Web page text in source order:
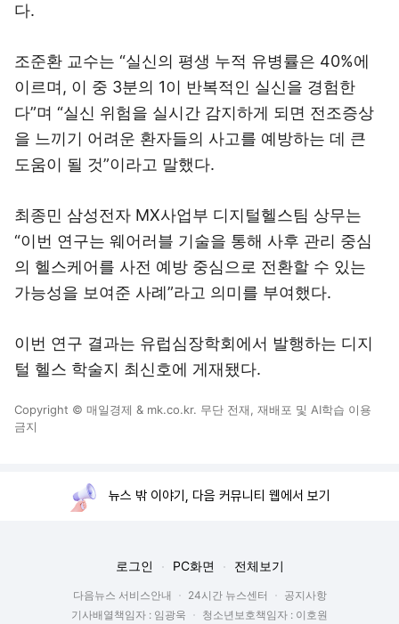
다.
조준환 교수는 “실신의 평생 누적 유병률은 40%에
이르며, 이 중 3분의 1이 반복적인 실신을 경험한
다”며 “실신 위험을 실시간 감지하게 되면 전조증상
을 느끼기 어려운 환자들의 사고를 예방하는 데 큰
도움이 될 것”이라고 말했다.
최종민 삼성전자 MX사업부 디지털헬스팀 상무는
“이번 연구는 웨어러블 기술을 통해 사후 관리 중심
의 헬스케어를 사전 예방 중심으로 전환할 수 있는
가능성을 보여준 사례”라고 의미를 부여했다.
이번 연구 결과는 유럽심장학회에서 발행하는 디지
털 헬스 학술지 최신호에 게재됐다.
Copyright © 매일경제 & mk.co.kr. 무단 전재, 재배포 및 AI학습 이용
금지
뉴스 밖 이야기, 다음 커뮤니티 웹에서 보기
로그인 PC화면 전체보기
다음뉴스 서비스안내 24시간 뉴스센터
공지사항
기사배열책임자 : 임광욱
청소년보호책임자 : 이호원